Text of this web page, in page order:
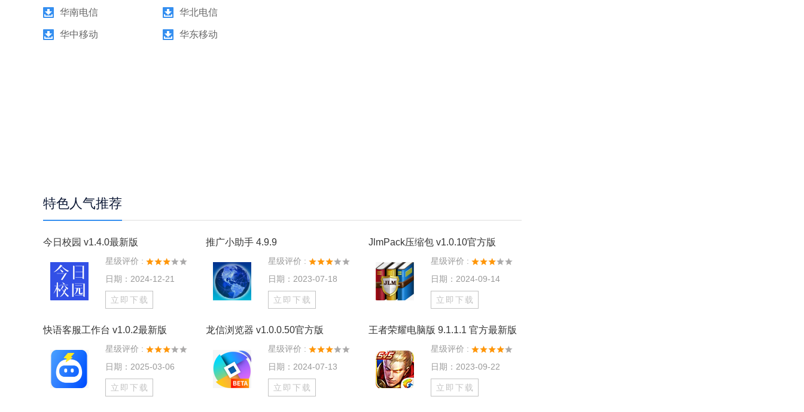
华南电信 华北电信
华中移动 华东移动
特色人气推荐
今日校园 v1.4.0最新版
星级评价 :
日期：2024-12-21
立即下载
推广小助手 4.9.9
星级评价 :
日期：2023-07-18
立即下载
JlmPack压缩包 v1.0.10官方版
星级评价 :
日期：2024-09-14
立即下载
快语客服工作台 v1.0.2最新版
星级评价 :
日期：2025-03-06
立即下载
龙信浏览器 v1.0.0.50官方版
星级评价 :
日期：2024-07-13
立即下载
王者荣耀电脑版 9.1.1.1 官方最新版
星级评价 :
日期：2023-09-22
立即下载